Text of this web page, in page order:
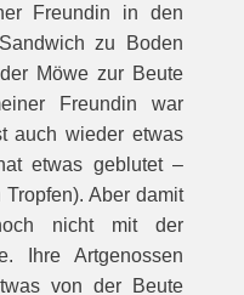
Freundin in den
zu Boden
Möwe zur Beute
Freundin war
auch wieder etwas
etwas geblutet –
Aber damit
nicht mit der
Ihre Artgenossen
von der Beute